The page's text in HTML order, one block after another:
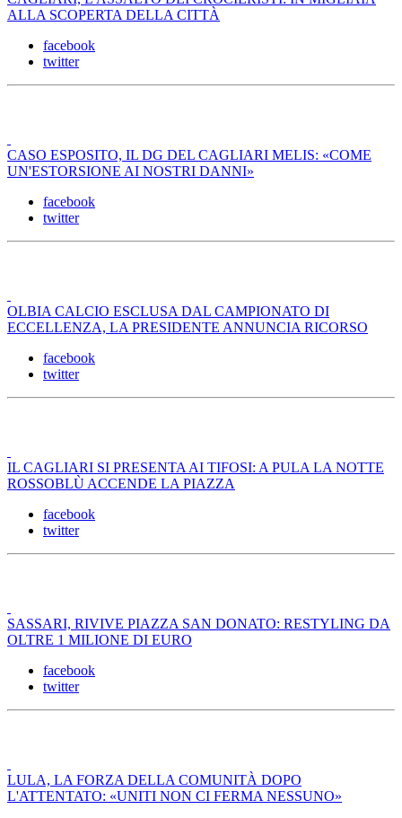
ALLA SCOPERTA DELLA CITTÀ
facebook
twitter
CASO ESPOSITO, IL DG DEL CAGLIARI MELIS: «COME
UN'ESTORSIONE AI NOSTRI DANNI»
facebook
twitter
OLBIA CALCIO ESCLUSA DAL CAMPIONATO DI
ECCELLENZA, LA PRESIDENTE ANNUNCIA RICORSO
facebook
twitter
IL CAGLIARI SI PRESENTA AI TIFOSI: A PULA LA NOTTE
ROSSOBLÙ ACCENDE LA PIAZZA
facebook
twitter
SASSARI, RIVIVE PIAZZA SAN DONATO: RESTYLING DA
OLTRE 1 MILIONE DI EURO
facebook
twitter
LULA, LA FORZA DELLA COMUNITÀ DOPO
L'ATTENTATO: «UNITI NON CI FERMA NESSUNO»